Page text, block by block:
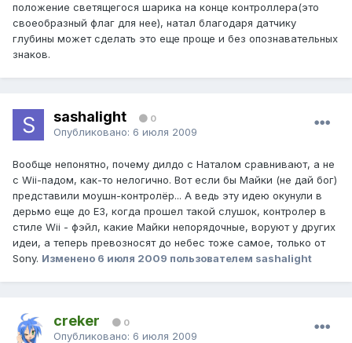
положение светящегося шарика на конце контроллера(это
своеобразный флаг для нее), натал благодаря датчику
глубины может сделать это еще проще и без опознавательных
знаков.
sashalight 0
Опубликовано: 6 июля 2009
Вообще непонятно, почему дилдо с Наталом сравнивают, а не
с Wii-падом, как-то нелогично. Вот если бы Майки (не дай бог)
представили моушн-контролёр... А ведь эту идею окунули в
дерьмо еще до Е3, когда прошел такой слушок, контролер в
стиле Wii - фэйл, какие Майки непорядочные, воруют у других
идеи, а теперь превозносят до небес тоже самое, только от
Sony. Изменено 6 июля 2009 пользователем sashalight
creker 0
Опубликовано: 6 июля 2009